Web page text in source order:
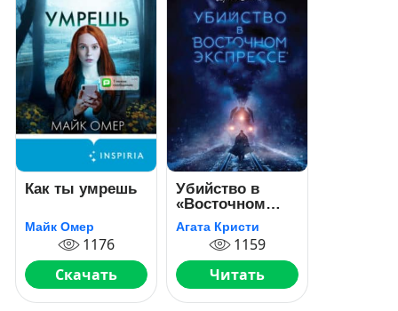
Как ты умрешь
Майк Омер
1176
Скачать
Убийство в
«Восточном
экспрессе»
Агата Кристи
1159
Читать